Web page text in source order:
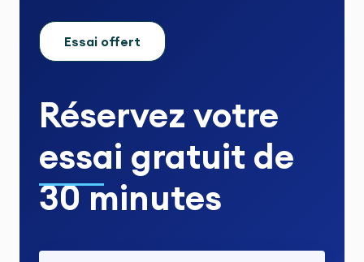
Essai offert
Réservez votre
essai gratuit de
30 minutes